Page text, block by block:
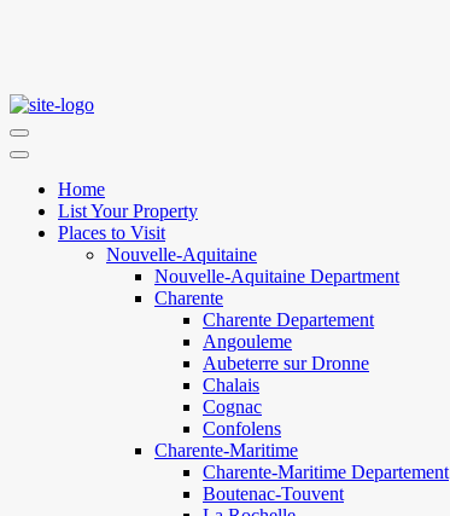
Home
List Your Property
Places to Visit
Nouvelle-Aquitaine
Nouvelle-Aquitaine Department
Charente
Charente Departement
Angouleme
Aubeterre sur Dronne
Chalais
Cognac
Confolens
Charente-Maritime
Charente-Maritime Departement
Boutenac-Touvent